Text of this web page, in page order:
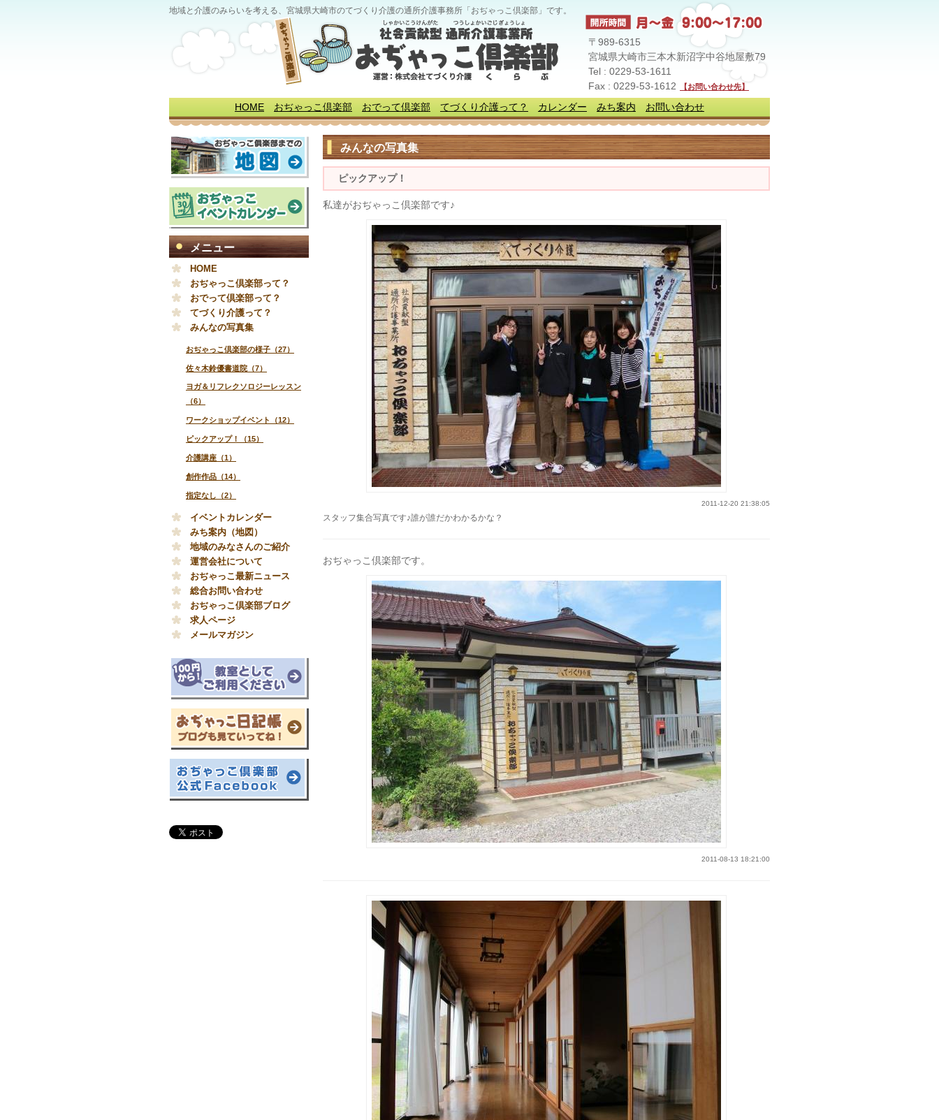
〒989-6315
宮城県大崎市三本木新沼字中谷地屋敷79
Tel : 0229-53-1611
Fax : 0229-53-1612
【お問い合わせ先】
地域と介護のみらいを考える、宮城県大崎市のてづくり介護の通所介護事務所「おぢゃっこ倶楽部」です。
HOME おぢゃっこ倶楽部 おでって倶楽部 てづくり介護って？ カレンダー みち案内 お問い合わせ
みんなの写真集
ピックアップ！
私達がおぢゃっこ倶楽部です♪
2011-12-20 21:38:05
スタッフ集合写真です♪誰が誰だかわかるかな？
おぢゃっこ倶楽部です。
2011-08-13 18:21:00
メニュー
HOME
おぢゃっこ倶楽部って？
おでって倶楽部って？
てづくり介護って？
みんなの写真集
おぢゃっこ倶楽部の様子（27）
佐々木鈴優書道院（7）
ヨガ＆リフレクソロジーレッスン
（6）
ワークショップイベント（12）
ピックアップ！（15）
介護講座（1）
創作作品（14）
指定なし（2）
イベントカレンダー
みち案内（地図）
地域のみなさんのご紹介
運営会社について
おぢゃっこ最新ニュース
総合お問い合わせ
おぢゃっこ倶楽部ブログ
求人ページ
メールマガジン